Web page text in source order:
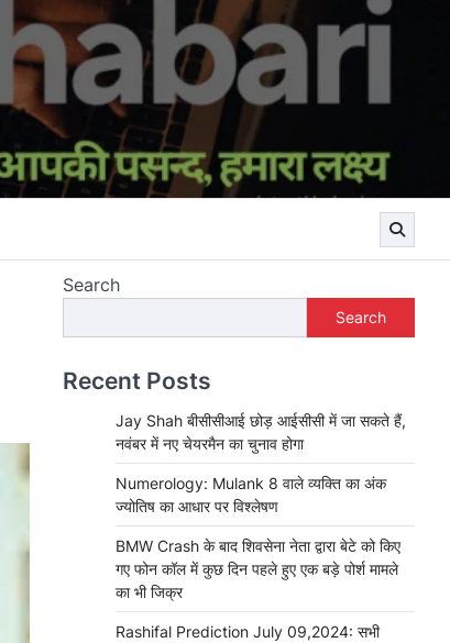
Search
Search
Recent Posts
Jay Shah बीसीसीआई छोड़ आईसीसी में जा सकते हैं,
नवंबर में नए चेयरमैन का चुनाव होगा
Numerology: Mulank 8 वाले व्यक्ति का अंक
ज्योतिष का आधार पर विश्लेषण
BMW Crash के बाद शिवसेना नेता द्वारा बेटे को किए
गए फोन कॉल में कुछ दिन पहले हुए एक बड़े पोर्श मामले
का भी जिक्र
Rashifal Prediction July 09,2024: सभी